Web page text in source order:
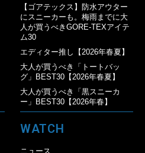
【ゴアテックス】防水アウター
にスニーカーも。梅雨までに大
人が買うべきGORE-TEXアイテ
ム30
エディター推し【2026年春夏】
大人が買うべき「トートバッ
グ」BEST30【2026年春夏】
大人が買うべき「黒スニーカ
ー」BEST30【2026年春】
WATCH
ニュース